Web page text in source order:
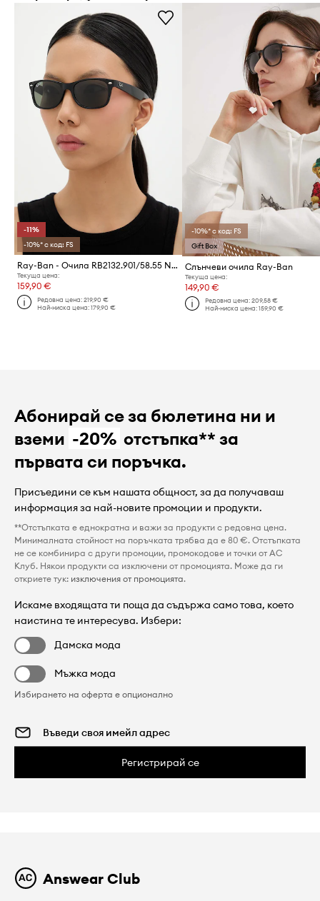
-11%
-10%* с код: FS
Ray-Ban - Очила RB2132.901/58.55 NEW WAYFARER
Текуща цена:
159,90 €
Редовна цена:219,90 €
Най-ниска цена:179,90 €
-10%* с код: FS
Gift Box
Слънчеви очила Ray-Ban
Текуща цена:
149,90 €
Редовна цена: 209,58 €
Най-ниска цена: 159,90 €
Абонирай се за бюлетина ни и
вземи -20% отстъпка** за
първата си поръчка.
Присъедини се към нашата общност, за да получаваш
информация за най-новите промоции и продукти.
**Отстъпката е еднократна и важи за продукти с редовна цена.
Минималната стойност на поръчката трябва да е 80 €. Отстъпката
не се комбинира с други промоции, промокодове и точки от AC
Клуб. Някои продукти са изключени от промоцията. Може да ги
откриете тук: изключения от промоцията.
Искаме входящата ти поща да съдържа само това, което
наистина те интересува. Избери:
Дамска мода
Мъжка мода
Избирането на оферта е опционално
Регистрирай се
Answear Club